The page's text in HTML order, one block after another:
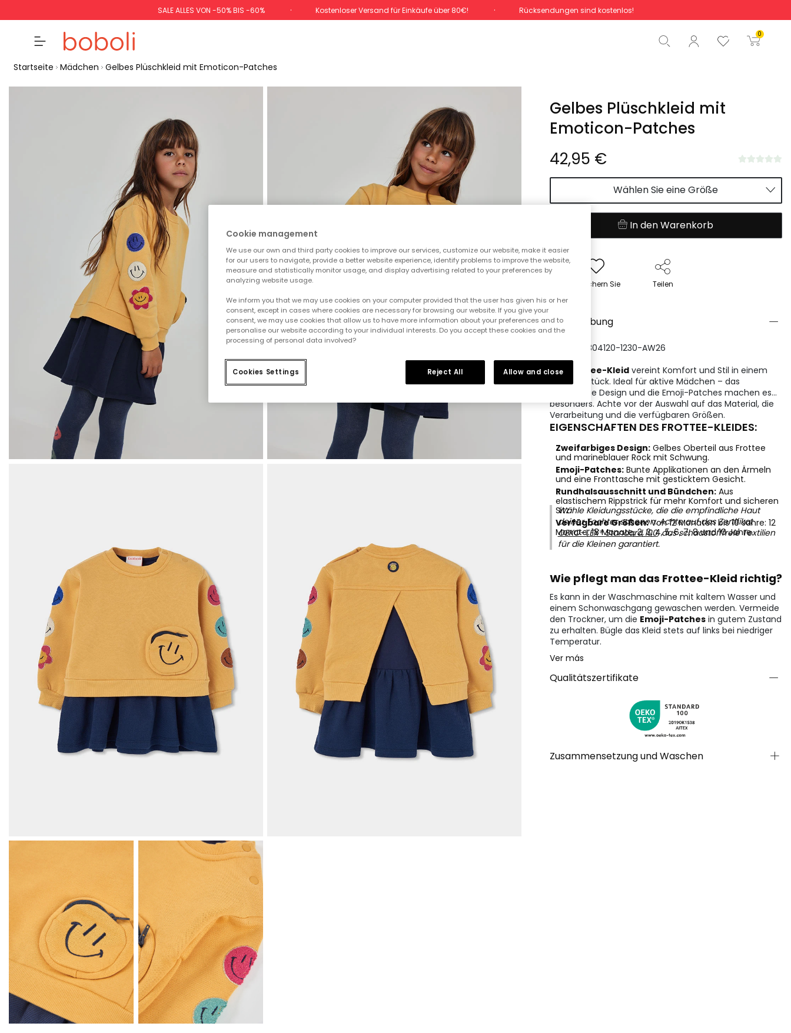
SALE ALLES VON -50% BIS -60% Kostenloser Versand für Einkäufe über 80€! Rücksendungen sind kostenlos!
0
Gesamtbetrag 0,00 €
Start der Bestellung
Startseite Mädchen Gelbes Plüschkleid mit Emoticon-Patches
Gelbes Plüschkleid mit
Emoticon-Patches
42,95 €
Wählen Sie eine Größe
In den Warenkorb
Speichern Sie Teilen
Beschreibung
REFERENZ:304120-1230-AW26
Das
Frottee-Kleidvereint Komfort und Stil in einem
einzigen Stück. Ideal für aktive Mädchen – das
zweifarbige Design und die Emoji-Patches machen es
besonders. Achte vor der Auswahl auf das Material, die
Verarbeitung und die verfügbaren Größen.
EIGENSCHAFTEN DES FROTTEE-KLEIDES:
Zweifarbiges Design:Gelbes Oberteil aus Frottee
und marineblauer Rock mit Schwung.
Emoji-Patches:Bunte Applikationen an den Ärmeln
und eine Fronttasche mit gesticktem Gesicht.
Rundhalsausschnitt und Bündchen:Aus
elastischem Rippstrick für mehr Komfort und sicheren
Sitz.
Verfügbare Größen:Von 12 Monaten bis 10 Jahre: 12
Monate, 18 Monate, 2, 3, 4, 5, 6, 7, 8 und 10 Jahre.
Wähle Kleidungsstücke, die die empfindliche Haut
deiner Tochter schonen. Achte auf das Zertifikat
OEKO-TEX® Standard 100, das schadstofffreie Textilien
für die Kleinen garantiert.
Wie pflegt man das Frottee-Kleid richtig?
Es kann in der Waschmaschine mit kaltem Wasser und
einem Schonwaschgang gewaschen werden. Vermeide
den Trockner, um die Emoji-Patchesin gutem Zustand
zu erhalten. Bügle das Kleid stets auf links bei niedriger
Temperatur.
Ver más
Qualitätszertifikate
Zusammensetzung und Waschen
Cookie management
We use our own and third party cookies to improve our services, customize our website, make it easier
for our users to navigate, provide a better website experience, identify problems to improve the website,
measure and statistically monitor usage, and display advertising related to your preferences by
analyzing website usage.
We inform you that we may use cookies on your computer provided that the user has given his or her
consent, except in cases where cookies are necessary for browsing our website. If you give your
consent, we may use cookies that allow us to have more information about your preferences and to
personalise our website according to your individual interests. Do you accept these cookies and the
processing of personal data involved?
Cookies Settings Reject All Allow and close